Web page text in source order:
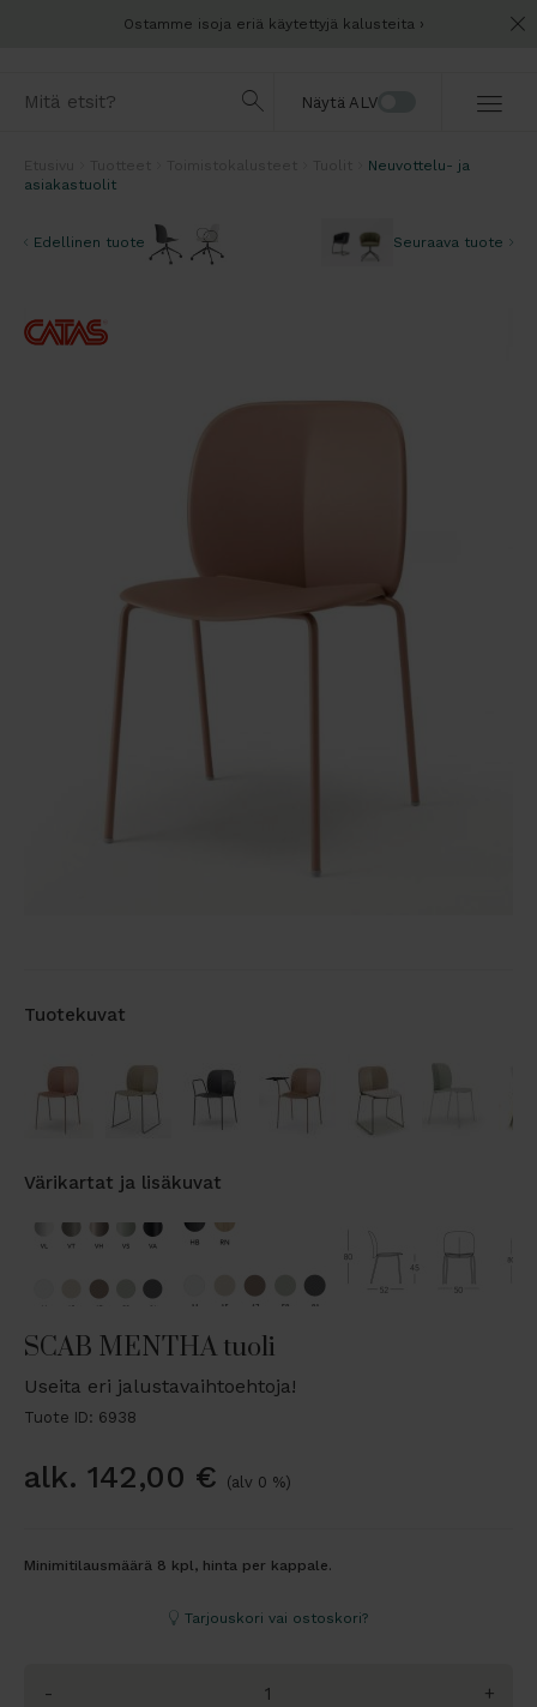
Ostamme isoja eriä käytettyjä kalusteita
Näytä ALV
Neuvottelu- ja
asiakastuolit
Edellinen tuote Seuraava tuote
Tuotekuvat
Värikartat ja lisäkuvat
SCAB MENTHA tuoli
Useita eri jalustavaihtoehtoja!
Tuote ID: 6938
alk. 142,00 € (alv 0 %)
Minimitilausmäärä 8 kpl, hinta per kappale.
Tarjouskori vai ostoskori?
- +